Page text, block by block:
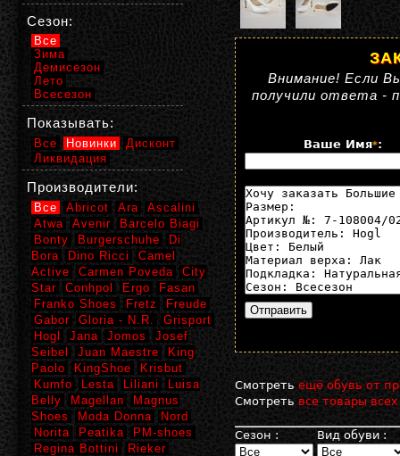
Внимание! Если
получили ответа -
Ваше Имя*:
Смотреть ещё обувь от
Смотреть все товары
Сезон : Вид обуви :
Сезон:
Все
Зима
Демисезон
Лето
Всесезон
Показывать:
Все Новинки
Дисконт
Ликвидация
Производители:
Все Abricot Ara
Ascalini
Atwa
Avenir
Barcelo Biagi
Bonty
Burgerschuhe
Di
Bora
Dino Ricci
Camel
Active
Carmen Poveda
City
Star
Conhpol Ergo
Fasan
Franko Shoes
Fretz
Freude
Gabor
Gloria - N.R.
Grisport
Hogl
Jana Jomos
Josef
Seibel
Juan Maestre
King
Paolo
KingShoe
Krisbut
Kumfo
Lesta Liliani
Luisa
Belly
Magellan
Magnus
Shoes
Moda Donna
Nord
Norita
Peatika
PM-shoes
Regina Bottini
Rieker